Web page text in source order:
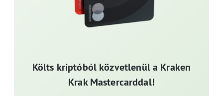
Költs kriptóból közvetlenül a Kraken
Krak Mastercarddal!